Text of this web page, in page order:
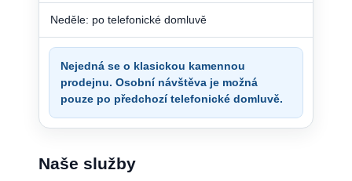
Neděle: po telefonické domluvě
Nejedná se o klasickou kamennou
prodejnu. Osobní návštěva je možná
pouze po předchozí telefonické domluvě.
Naše služby